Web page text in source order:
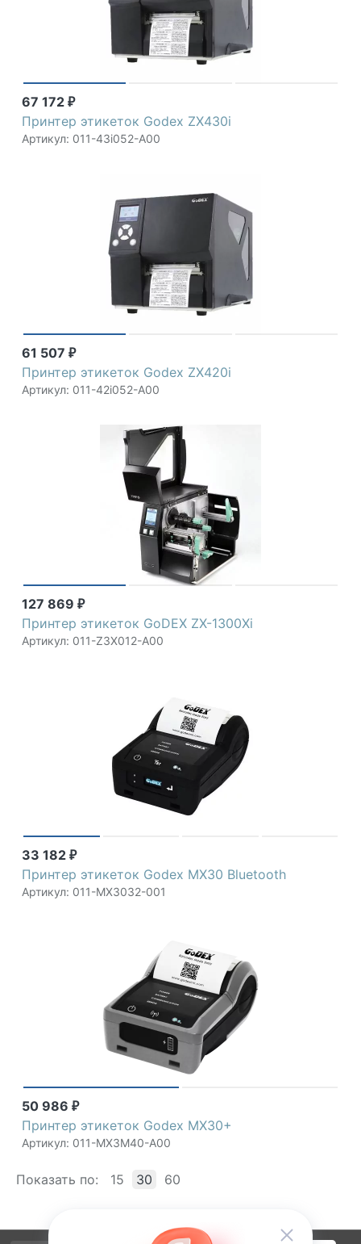
67 172 ₽
Принтер этикеток Godex ZX430i
Артикул: 011-43i052-A00
61 507 ₽
Принтер этикеток Godex ZX420i
Артикул: 011-42i052-A00
127 869 ₽
Принтер этикеток GoDEX ZX-1300Xi
Артикул: 011-Z3X012-A00
33 182 ₽
Принтер этикеток Godex MX30 Bluetooth
Артикул: 011-MX3032-001
50 986 ₽
Принтер этикеток Godex MX30+
Артикул: 011-MX3M40-A00
Показать по: 15 30 60